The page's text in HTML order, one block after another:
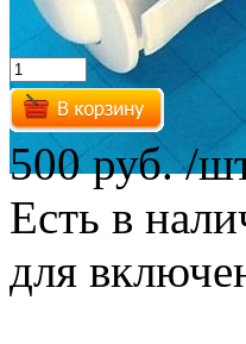
500 руб./
Есть в
для